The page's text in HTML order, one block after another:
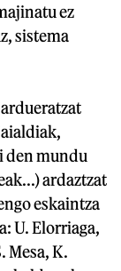
ez
sistema
den mundu
ardaztzat
eskaintza
U. Elorriaga,
Mesa, K.